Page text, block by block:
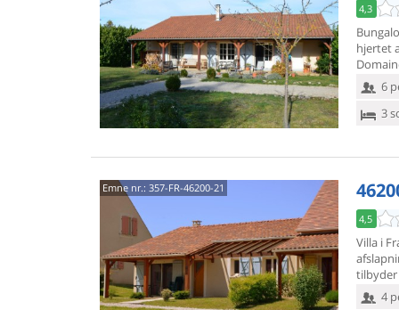
4,3
hjertet
6
3
Emne nr.: 357-FR-46200-21
4,5
Villa i
tilbyder
4